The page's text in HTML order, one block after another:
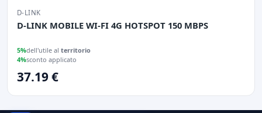
D-LINK
D-LINK MOBILE WI-FI 4G HOTSPOT 150 MBPS
5%dell'utile al territorio
4%sconto applicato
37.19 €